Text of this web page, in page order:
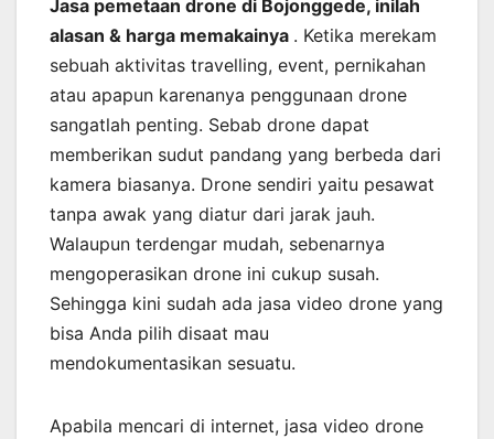
Jasa pemetaan drone di Bojonggede, inilah
alasan & harga memakainya . Ketika merekam
sebuah aktivitas travelling, event, pernikahan
atau apapun karenanya penggunaan drone
sangatlah penting. Sebab drone dapat
memberikan sudut pandang yang berbeda dari
kamera biasanya. Drone sendiri yaitu pesawat
tanpa awak yang diatur dari jarak jauh.
Walaupun terdengar mudah, sebenarnya
mengoperasikan drone ini cukup susah.
Sehingga kini sudah ada jasa video drone yang
bisa Anda pilih disaat mau
mendokumentasikan sesuatu.
Apabila mencari di internet, jasa video drone